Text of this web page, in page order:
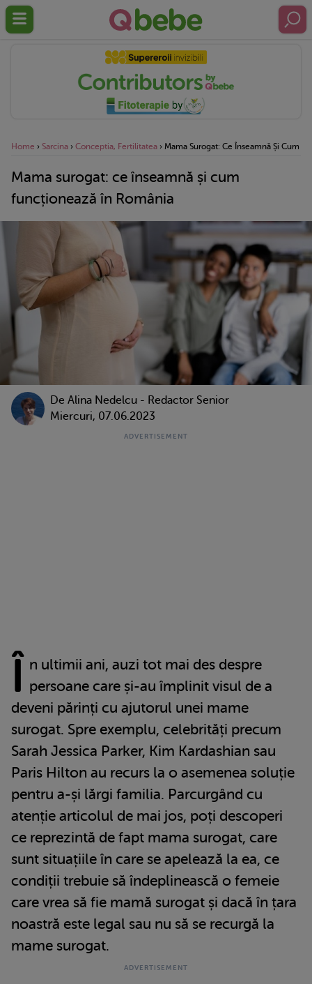
Home › Sarcina › Conceptia, Fertilitatea › Mama Surogat: Ce Înseamnă Și Cum
Mama surogat: ce înseamnă și cum
funcționează în România
De Alina Nedelcu - Redactor Senior
Miercuri, 07.06.2023
Î n ultimii ani, auzi tot mai des despre
persoane care și-au împlinit visul de a
deveni părinți cu ajutorul unei mame
surogat. Spre exemplu, celebrități precum
Sarah Jessica Parker, Kim Kardashian sau
Paris Hilton au recurs la o asemenea soluție
pentru a-și lărgi familia. Parcurgând cu
atenție articolul de mai jos, poți descoperi
ce reprezintă de fapt mama surogat, care
sunt situațiile în care se apelează la ea, ce
condiții trebuie să îndeplinească o femeie
care vrea să fie mamă surogat și dacă în țara
noastră este legal sau nu să se recurgă la
mame surogat.